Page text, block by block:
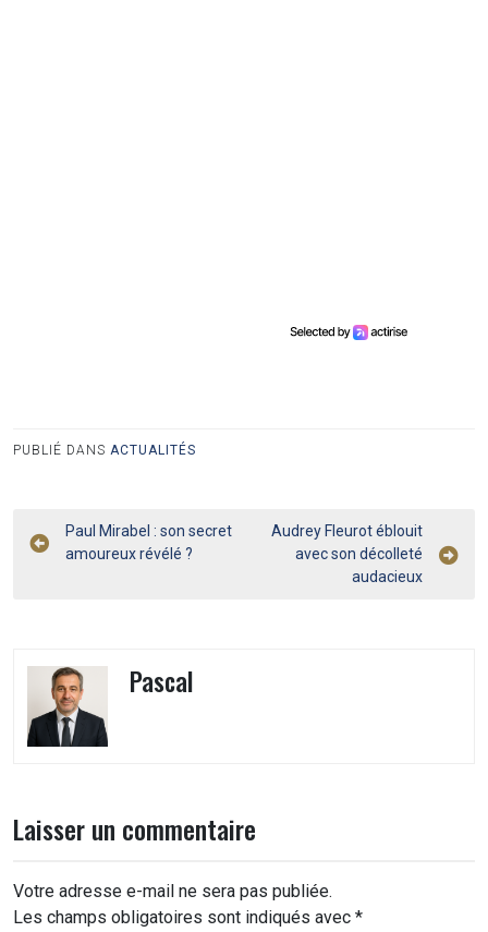
PUBLIÉ DANS ACTUALITÉS
Navigation
Paul Mirabel : son secret
amoureux révélé ?
Audrey Fleurot éblouit
avec son décolleté
audacieux
Pascal
Laisser un commentaire
Votre adresse e-mail ne sera pas publiée.
Les champs obligatoires sont indiqués avec *